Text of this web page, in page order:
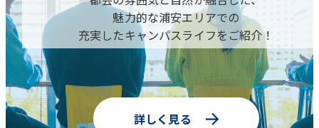
魅力的な浦安エリアでの
充実したキャンパスライフをご紹介！
詳しく見る